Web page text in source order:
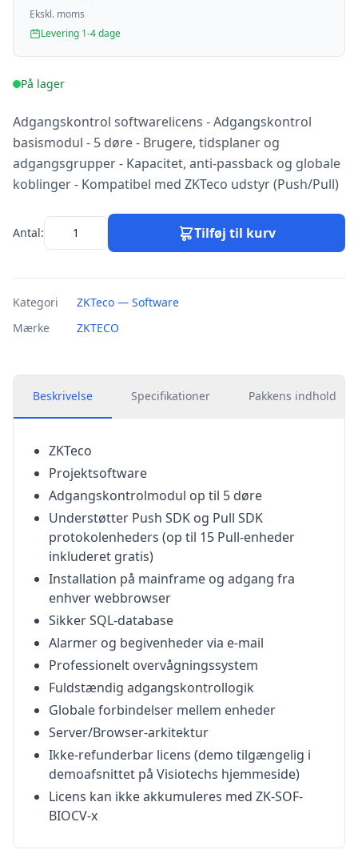
Ekskl. moms
Levering 1-4 dage
På lager
Adgangskontrol softwarelicens - Adgangskontrol
basismodul - 5 døre - Brugere, tidsplaner og
adgangsgrupper - Kapacitet, anti-passback og globale
koblinger - Kompatibel med ZKTeco udstyr (Push/Pull)
Antal: Tilføj til kurv
Kategori
ZKTeco — Software
Mærke
ZKTECO
Beskrivelse Specifikationer Pakkens indhold
ZKTeco
Projektsoftware
Adgangskontrolmodul op til 5 døre
Understøtter Push SDK og Pull SDK
protokolenheders (op til 15 Pull-enheder
inkluderet gratis)
Installation på mainframe og adgang fra
enhver webbrowser
Sikker SQL-database
Alarmer og begivenheder via e-mail
Professionelt overvågningssystem
Fuldstændig adgangskontrollogik
Globale forbindelser mellem enheder
Server/Browser-arkitektur
Ikke-refunderbar licens (demo tilgængelig i
demoafsnittet på Visiotechs hjemmeside)
Licens kan ikke akkumuleres med ZK-SOF-
BIOCV-x